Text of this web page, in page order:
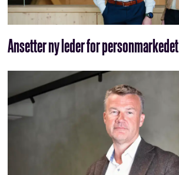
Ansetter ny leder for personmarkedet